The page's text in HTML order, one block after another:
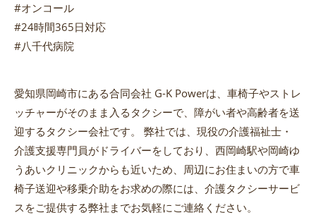
#オンコール
#24時間365日対応
#八千代病院
愛知県岡崎市にある合同会社 G-K Powerは、車椅子やストレ
ッチャーがそのまま入るタクシーで、障がい者や高齢者を送
迎するタクシー会社です。 弊社では、現役の介護福祉士・
介護支援専門員がドライバーをしており、西岡崎駅や岡崎ゆ
うあいクリニックからも近いため、周辺にお住まいの方で車
椅子送迎や移乗介助をお求めの際には、介護タクシーサービ
スをご提供する弊社までお気軽にご連絡ください。